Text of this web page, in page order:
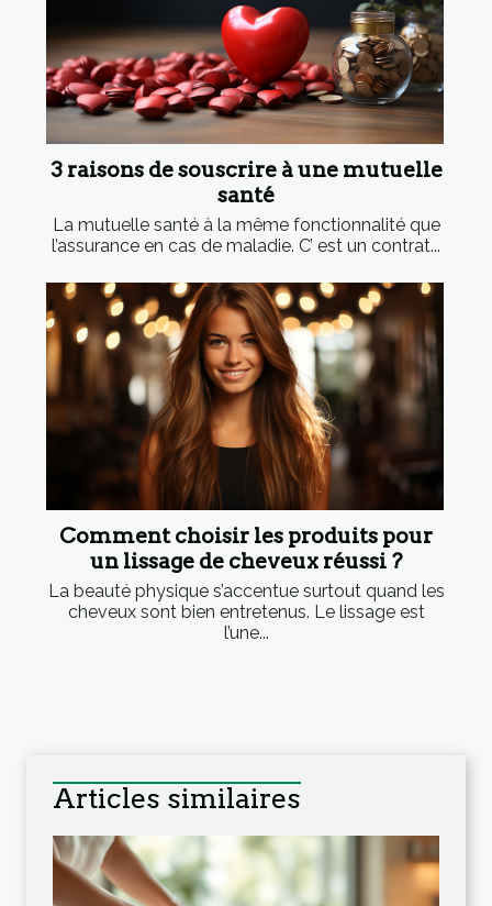
3 raisons de souscrire à une mutuelle
santé
La mutuelle santé à la même fonctionnalité que
l’assurance en cas de maladie. C’ est un contrat...
Comment choisir les produits pour
un lissage de cheveux réussi ?
La beauté physique s’accentue surtout quand les
cheveux sont bien entretenus. Le lissage est
l’une...
Articles similaires